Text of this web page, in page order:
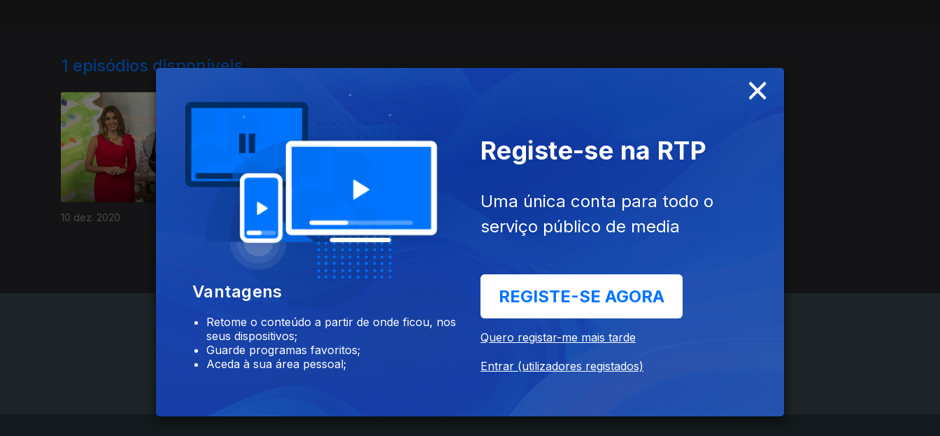
1 episódios disponíveis
10 dez. 2020
511422
Instale a aplicaçãoRTP Play
×
Vantagens
Retome o conteúdo a partir de onde ficou, nos
seus dispositivos;
Guarde programas favoritos;
Aceda à sua área pessoal;
Registe-se na RTP
Uma única conta para todo o
serviço público de media
REGISTE-SE AGORA
Quero registar-me mais tarde
Entrar (utilizadores registados)